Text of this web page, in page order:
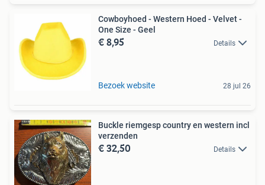
Cowboyhoed - Western Hoed - Velvet -
One Size - Geel
€ 8,95 Details
Bezoek website 28 jul 26
Buckle riemgesp country en western incl
verzenden
€ 32,50 Details